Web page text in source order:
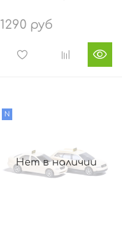
1290 руб
Нет в наличии
N